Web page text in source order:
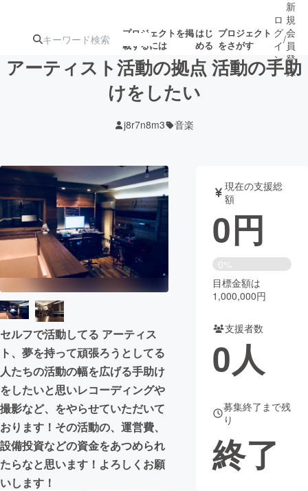
プロジェクトを掲
載するには
はじ
める
プロジェクト
をさがす
ジェクト
募集終了が近いプ
ロジェクト
アート・写真 音楽
テクノロジー・ガジェット ゲーム・サ
映像・映画 書籍・雑誌
ビジネス・起業 チャレンジ
まちづくり・地域活性化
CAMPFIRE for Social Good
CAMPFIRE Creation
CAMPFIREふるさと納税machi-ya
ロ
グ
イ
ン
/
新
規
会
員
登
録
アーティスト活動の拠点 活動の手助
けをしたい
j8r7n8m3 音楽
セルフで活動してる アーティス
ト、夢を持って頑張ろうとしてる
人たちの活動の幅を広げる手助け
をしたいと思いレコーディングや
撮影など、をやらせていただいて
おります！その活動の、運営費、
設備投資などの資金をあつめられ
たらなと思います！よろしくお願
いします！
現在の支援総
額
0円
0%
目標金額は
1,000,000円
支援者数
0人
募集終了まで残
り
終了